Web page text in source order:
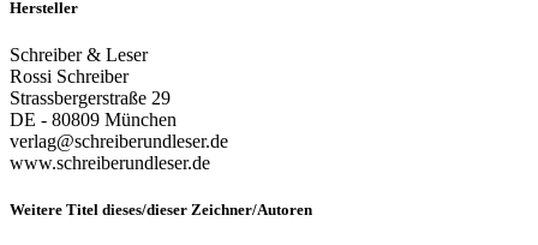
Hersteller
Schreiber & Leser
Rossi Schreiber
Strassbergerstraße 29
DE - 80809 München
verlag@schreiberundleser.de
www.schreiberundleser.de
Weitere Titel dieses/dieser Zeichner/Autoren